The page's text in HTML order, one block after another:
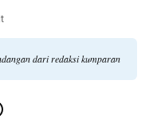
dari redaksi kumparan